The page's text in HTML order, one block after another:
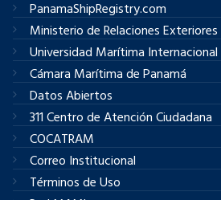
PanamaShipRegistry.com
Ministerio de Relaciones Exteriores
Universidad Marítima Internacional
Cámara Marítima de Panamá
Datos Abiertos
311 Centro de Atención Ciudadana
COCATRAM
Correo Institucional
Términos de Uso